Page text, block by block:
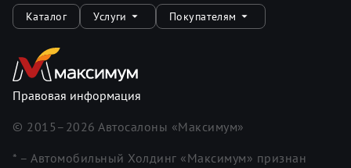
Каталог Услуги Покупателям
Правовая информация
© 2015– 2026 Автосалоны «Максимум»
* – Автомобильный Холдинг «Максимум» признан